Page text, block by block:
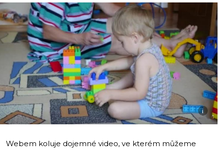
i
Webem koluje dojemné video, ve kterém můžeme